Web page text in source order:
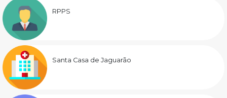
RPPS
Santa Casa de Jaguarão